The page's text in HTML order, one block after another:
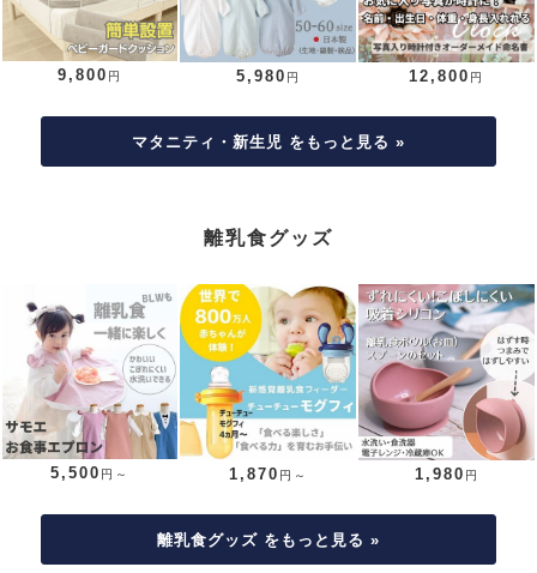
9,800 円 5,980 円 12,800 円
マタニティ・新生児 をもっと見る »
離乳食グッズ
5,500 円～ 1,870 円～ 1,980 円
離乳食グッズ をもっと見る »